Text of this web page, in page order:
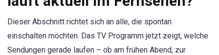
Dieser Abschnitt richtet sich an alle, die spontan
einschalten möchten. Das TV Programm jetzt zeigt, welche
Sendungen gerade laufen – ob am frühen Abend, zur